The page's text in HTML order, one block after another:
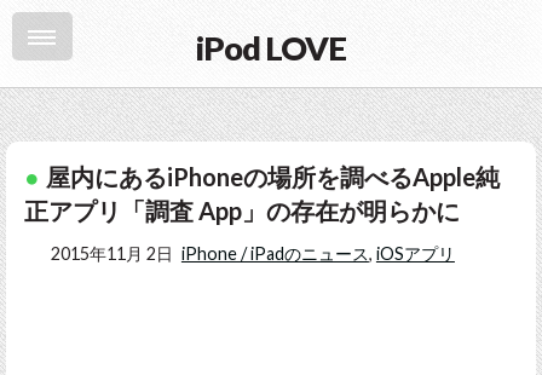
iPod LOVE
屋内にあるiPhoneの場所を調べるApple純
正アプリ「調査 App」の存在が明らかに
2015年11月 2日 iPhone / iPadのニュース, iOSアプリ